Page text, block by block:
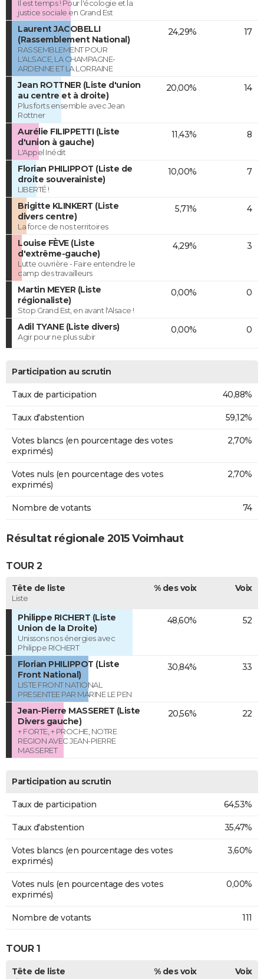
Il est temps ! Pour l'écologie et la
justice sociale en Grand Est
Laurent JACOBELLI
(Rassemblement National)
RASSEMBLEMENT POUR
L'ALSACE, LA CHAMPAGNE-
ARDENNE ET LA LORRAINE
24,29% 17
Jean ROTTNER (Liste d'union
au centre et à droite)
Plus forts ensemble avec Jean
Rottner
20,00% 14
Aurélie FILIPPETTI (Liste
d'union à gauche)
L'Appel Inédit
11,43% 8
Florian PHILIPPOT (Liste de
droite souverainiste)
LIBERTÉ !
10,00% 7
Brigitte KLINKERT (Liste
divers centre)
La force de nos territoires
5,71% 4
Louise FÈVE (Liste
d'extrême-gauche)
Lutte ouvrière - Faire entendre le
camp des travailleurs
4,29% 3
Martin MEYER (Liste
régionaliste)
Stop Grand Est, en avant l'Alsace !
0,00% 0
Adil TYANE (Liste divers)
Agir pour ne plus subir
0,00% 0
Participation au scrutin
Taux de participation 40,88%
Taux d'abstention 59,12%
Votes blancs (en pourcentage des votes
exprimés)
2,70%
Votes nuls (en pourcentage des votes
exprimés)
2,70%
Nombre de votants 74
Résultat régionale 2015 Voimhaut
TOUR 2
Tête de liste
Liste
% des voix Voix
Philippe RICHERT (Liste
Union de la Droite)
Unissons nos énergies avec
Philippe RICHERT
48,60% 52
Florian PHILIPPOT (Liste
Front National)
LISTE FRONT NATIONAL
PRESENTEE PAR MARINE LE PEN
30,84% 33
Jean-Pierre MASSERET (Liste
Divers gauche)
+ FORTE, + PROCHE, NOTRE
REGION AVEC JEAN-PIERRE
MASSERET
20,56% 22
Participation au scrutin
Taux de participation 64,53%
Taux d'abstention 35,47%
Votes blancs (en pourcentage des votes
exprimés)
3,60%
Votes nuls (en pourcentage des votes
exprimés)
0,00%
Nombre de votants 111
TOUR 1
Tête de liste % des voix Voix